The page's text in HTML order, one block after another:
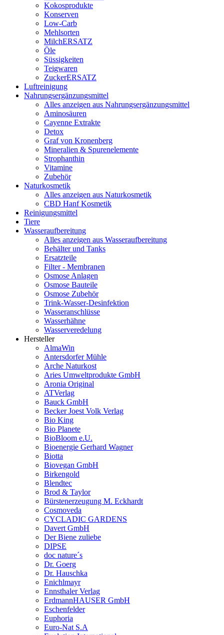
Kokosprodukte
Konserven
Low-Carb
Mehlsorten
MilchERSATZ
Öle
Süssigkeiten
Teigwaren
ZuckerERSATZ
Luftreinigung
Nahrungsergänzungsmittel
Alles anzeigen aus Nahrungsergänzungsmittel
Aminosäuren
Cayenne Extrakte
Detox
Graf von Kronenberg
Mineralien & Spurenelemente
Strophanthin
Vitamine
Zubehör
Naturkosmetik
Alles anzeigen aus Naturkosmetik
CBD Hanf Kosmetik
Reinigungsmittel
Tiere
Wasseraufbereitung
Alles anzeigen aus Wasseraufbereitung
Behälter und Tanks
Ersatzteile
Filter - Membranen
Osmose Anlagen
Osmose Bauteile
Osmose Zubehör
Trink-Wasser-Desinfektion
Wasseranschlüsse
Wasserhähne
Wasserveredelung
Hersteller
AlmaWin
Antersdorfer Mühle
Arche Naturkost
Aries Umweltprodukte GmbH
Aronia Original
ATVerlag
Bauck GmbH
Becker Joest Volk Verlag
Bio King
Bio Planete
BioBloom e.U.
Bioenergie Gerhard Wagner
Biotta
Biovegan GmbH
Birkengold
Blendtec
Brod & Taylor
Bürstenerzeugung M. Eckhardt
Cosmoveda
CYCLADIC GARDENS
Davert GmbH
Der Biene zuliebe
DIPSE
doc nature´s
Dr. Goerg
Dr. Hauschka
Enichlmayr
Ennsthaler Verlag
ErdmannHAUSER GmbH
Eschenfelder
Euphoria
Euro-Nat S.A